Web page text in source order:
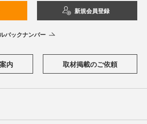
新規会員登録
バックナンバー
内 取材掲載のご依頼